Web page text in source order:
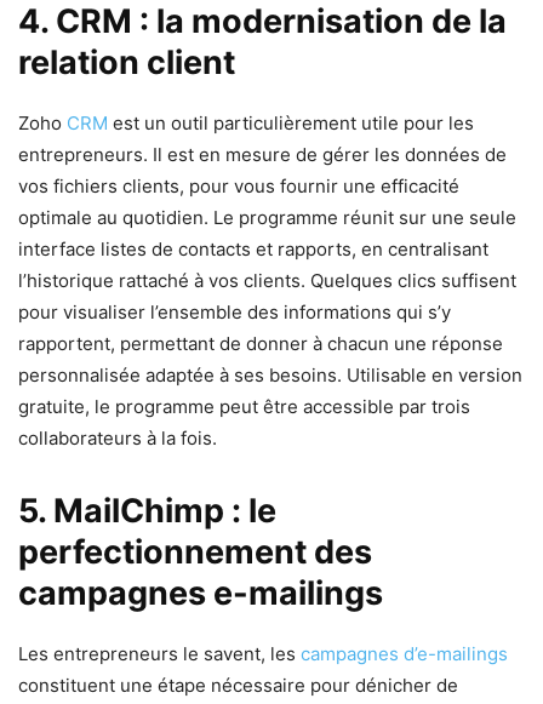
4. CRM : la modernisation de la
relation client
Zoho CRM est un outil particulièrement utile pour les
entrepreneurs. Il est en mesure de gérer les données de
vos fichiers clients, pour vous fournir une efficacité
optimale au quotidien. Le programme réunit sur une seule
interface listes de contacts et rapports, en centralisant
l’historique rattaché à vos clients. Quelques clics suffisent
pour visualiser l’ensemble des informations qui s’y
rapportent, permettant de donner à chacun une réponse
personnalisée adaptée à ses besoins. Utilisable en version
gratuite, le programme peut être accessible par trois
collaborateurs à la fois.
5. MailChimp : le
perfectionnement des
campagnes e-mailings
Les entrepreneurs le savent, les campagnes d’e-mailings
constituent une étape nécessaire pour dénicher de